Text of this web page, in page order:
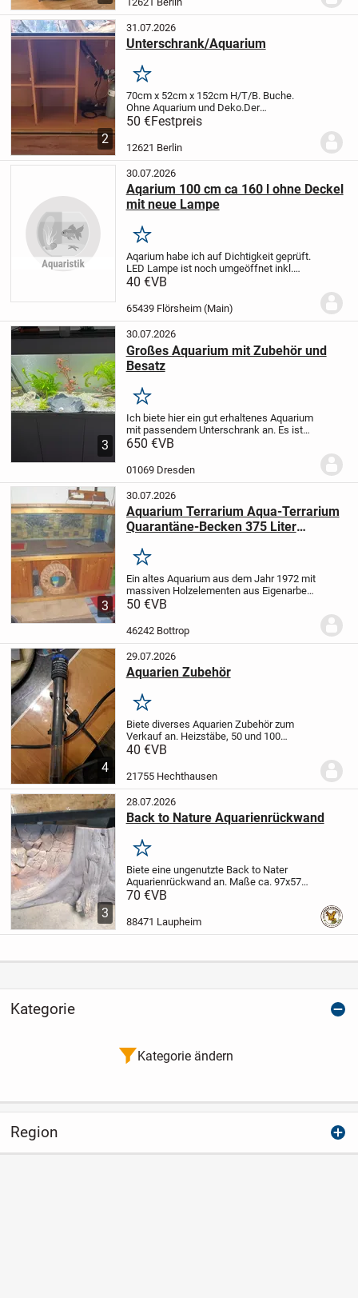
2
31.07.2026
Unterschrank/Aquarium
Merken
70cm x 52cm x 152cm H/T/B. Buche.
Ohne Aquarium und Deko.Der
Aquariumunterschrank kann bedenkenlos
weiterverwendet werden.
Selbstabholer in 12621 Berlin.
50 €Festpreis
12621 Berlin
30.07.2026
Aqarium 100 cm ca 160 l ohne Deckel
mit neue Lampe
Merken
Aqarium habe ich auf Dichtigkeit geprüft.
LED Lampe ist noch umgeöffnet inkl.
Unterlagen. Leider kann ich beim
im Garten da ich vor meinem Sturz die...
40 €VB
65439 Flörsheim (Main)
3
30.07.2026
Großes Aquarium mit Zubehör und
Besatz
Merken
Ich biete hier ein gut erhaltenes Aquarium
mit passendem Unterschrank an. Es ist
komplett eingerichtet mit Kies,
Elementen wie Wurzelholz und Steinen.
Es sind...
650 €VB
01069 Dresden
3
30.07.2026
Aquarium Terrarium Aqua-Terrarium
Quarantäne-Becken 375 Liter
Holz Baujahr 1972 Bastler
Merken
Ein altes Aquarium aus dem Jahr 1972 mit
massiven Holzelementen aus Eigenarbeit.
Die Beleuchtung (Feuchtraum) ist
Abdeckungen. Auch als Aqua-Terrarium
oder...
50 €VB
46242 Bottrop
4
29.07.2026
Aquarien Zubehör
Merken
Biete diverses Aquarien Zubehör zum
Verkauf an. Heizstäbe, 50 und 100
wattPumpe,Mini außenfilter für Aufzucht
Unterschrank,Maße 70×70×60 cm
40 €VB
21755 Hechthausen
3
28.07.2026
Back to Nature Aquarienrückwand
Merken
Biete eine ungenutzte Back to Nater
Aquarienrückwand an. Maße ca. 97x57
cm. Hat ein paar Lagerspuren, siehe
70 €VB
88471 Laupheim
Kategorie
Kategorie ändern
Region